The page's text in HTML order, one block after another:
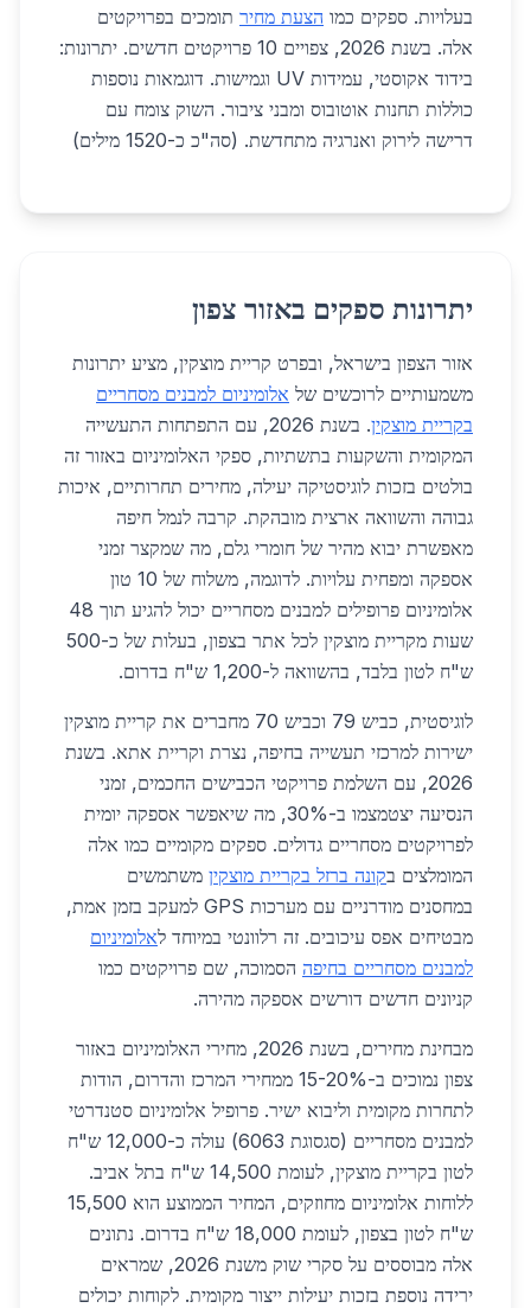
בעלויות. ספקים כמו הצעת מחיר תומכים בפרויקטים
אלה. בשנת 2026, צפויים 10 פרויקטים חדשים. יתרונות:
בידוד אקוסטי, עמידות UV וגמישות. דוגמאות נוספות
כוללות תחנות אוטובוס ומבני ציבור. השוק צומח עם
דרישה לירוק ואנרגיה מתחדשת. (סה"כ כ-1520 מילים)
יתרונות ספקים באזור צפון
אזור הצפון בישראל, ובפרט קריית מוצקין, מציע יתרונות
משמעותיים לרוכשים של אלומיניום למבנים מסחריים
בקריית מוצקין
. בשנת 2026, עם התפתחות התעשייה
המקומית והשקעות בתשתיות, ספקי האלומיניום באזור זה
בולטים בזכות לוגיסטיקה יעילה, מחירים תחרותיים, איכות
גבוהה והשוואה ארצית מובהקת. קרבה לנמל חיפה
מאפשרת יבוא מהיר של חומרי גלם, מה שמקצר זמני
אספקה ומפחית עלויות. לדוגמה, משלוח של 10 טון
אלומיניום פרופילים למבנים מסחריים יכול להגיע תוך 48
שעות מקריית מוצקין לכל אתר בצפון, בעלות של כ-500
ש"ח לטון בלבד, בהשוואה ל-1,200 ש"ח בדרום.
לוגיסטית, כביש 79 וכביש 70 מחברים את קריית מוצקין
ישירות למרכזי תעשייה בחיפה, נצרת וקריית אתא. בשנת
2026, עם השלמת פרויקטי הכבישים החכמים, זמני
הנסיעה יצטמצמו ב-30%, מה שיאפשר אספקה יומית
לפרויקטים מסחריים גדולים. ספקים מקומיים כמו אלה
המומלצים בקונה ברזל בקריית מוצקין משתמשים
במחסנים מודרניים עם מערכות GPS למעקב בזמן אמת,
מבטיחים אפס עיכובים. זה רלוונטי במיוחד לאלומיניום
למבנים מסחריים בחיפה הסמוכה, שם פרויקטים כמו
קניונים חדשים דורשים אספקה מהירה.
מבחינת מחירים, בשנת 2026, מחירי האלומיניום באזור
צפון נמוכים ב-15-20% ממחירי המרכז והדרום, הודות
לתחרות מקומית וליבוא ישיר. פרופיל אלומיניום סטנדרטי
למבנים מסחריים (סגסוגת 6063) עולה כ-12,000 ש"ח
לטון בקריית מוצקין, לעומת 14,500 ש"ח בתל אביב.
ללוחות אלומיניום מחוזקים, המחיר הממוצע הוא 15,500
ש"ח לטון בצפון, לעומת 18,000 ש"ח בדרום. נתונים
אלה מבוססים על סקרי שוק משנת 2026, שמראים
ירידה נוספת בזכות יעילות ייצור מקומית. לקוחות יכולים